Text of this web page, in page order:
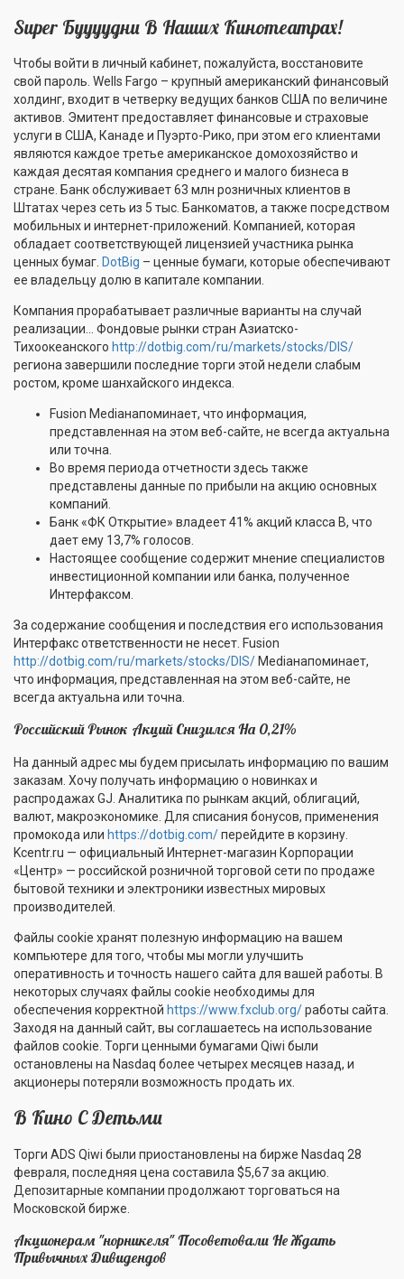
Super Буууудни В Наших Кинотеатрах!
Чтобы войти в личный кабинет, пожалуйста, восстановите
свой пароль. Wells Fargo – крупный американский финансовый
холдинг, входит в четверку ведущих банков США по величине
активов. Эмитент предоставляет финансовые и страховые
услуги в США, Канаде и Пуэрто-Рико, при этом его клиентами
являются каждое третье американское домохозяйство и
каждая десятая компания среднего и малого бизнеса в
стране. Банк обслуживает 63 млн розничных клиентов в
Штатах через сеть из 5 тыс. Банкоматов, а также посредством
мобильных и интернет-приложений. Компанией, которая
обладает соответствующей лицензией участника рынка
ценных бумаг. DotBig – ценные бумаги, которые обеспечивают
ее владельцу долю в капитале компании.
Компания прорабатывает различные варианты на случай
реализации… Фондовые рынки стран Азиатско-
Тихоокеанского http://dotbig.com/ru/markets/stocks/DIS/
региона завершили последние торги этой недели слабым
ростом, кроме шанхайского индекса.
Fusion Mediaнапоминает, что информация,
представленная на этом веб-сайте, не всегда актуальна
или точна.
Во время периода отчетности здесь также
представлены данные по прибыли на акцию основных
компаний.
Банк «ФК Открытие» владеет 41% акций класса В, что
дает ему 13,7% голосов.
Настоящее сообщение содержит мнение специалистов
инвестиционной компании или банка, полученное
Интерфаксом.
За содержание сообщения и последствия его использования
Интерфакс ответственности не несет. Fusion
http://dotbig.com/ru/markets/stocks/DIS/ Mediaнапоминает,
что информация, представленная на этом веб-сайте, не
всегда актуальна или точна.
Российский Рынок Акций Снизился На 0,21%
На данный адрес мы будем присылать информацию по вашим
заказам. Хочу получать информацию о новинках и
распродажах GJ. Аналитика по рынкам акций, облигаций,
валют, макроэкономике. Для списания бонусов, применения
промокода или https://dotbig.com/перейдите в корзину.
Kcentr.ru — официальный Интернет-магазин Корпорации
«Центр» — российской розничной торговой сети по продаже
бытовой техники и электроники известных мировых
производителей.
Файлы cookie хранят полезную информацию на вашем
компьютере для того, чтобы мы могли улучшить
оперативность и точность нашего сайта для вашей работы. В
некоторых случаях файлы cookie необходимы для
обеспечения корректной https://www.fxclub.org/работы сайта.
Заходя на данный сайт, вы соглашаетесь на использование
файлов cookie. Торги ценными бумагами Qiwi были
остановлены на Nasdaq более четырех месяцев назад, и
акционеры потеряли возможность продать их.
В Кино С Детьми
Торги ADS Qiwi были приостановлены на бирже Nasdaq 28
февраля, последняя цена составила $5,67 за акцию.
Депозитарные компании продолжают торговаться на
Московской бирже.
Акционерам "норникеля" Посоветовали Не Ждать
Привычных Дивидендов